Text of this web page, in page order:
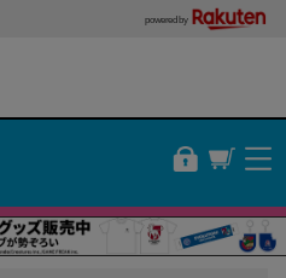
powered by